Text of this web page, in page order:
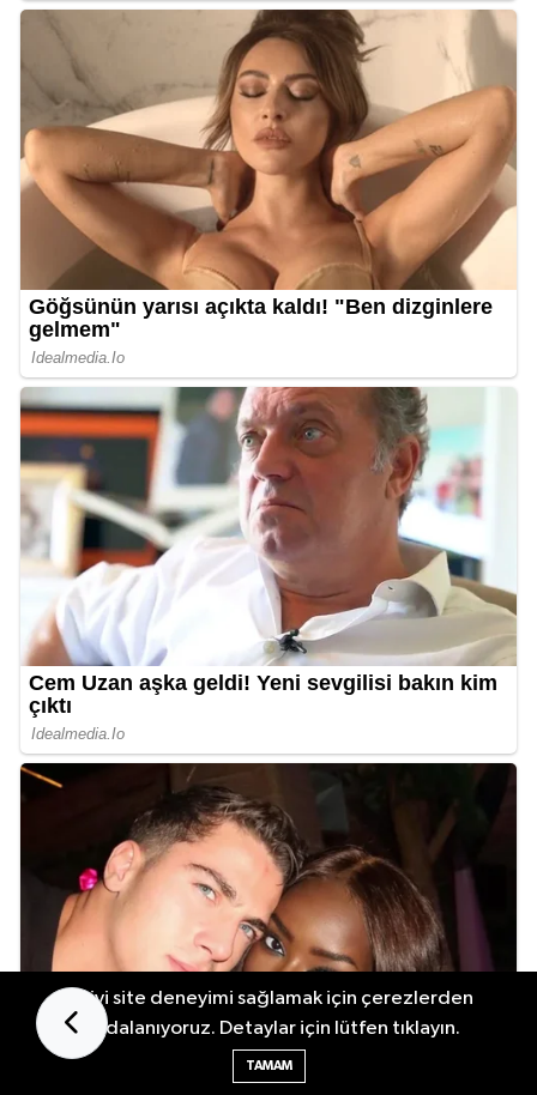
En iyi site deneyimi sağlamak için çerezlerden
faydalanıyoruz. Detaylar için lütfen tıklayın.
TAMAM